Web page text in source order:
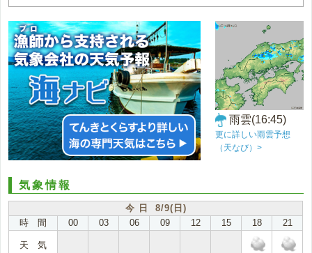
雨雲(16:45)
更に詳しい雨雲予想
（天なび）>
気象情報
今 日 8/9(日)
時 間
00 03 06 09 12 15 18 21
天 気